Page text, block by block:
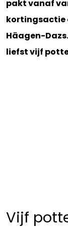
pakt vanaf
kortingsactie
Häagen-
liefst vijf
Vijf